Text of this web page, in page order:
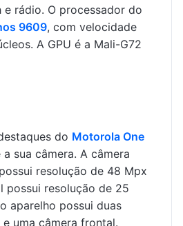
e rádio. O processador do
9609, com velocidade
A GPU é a Mali-G72
do Motorola One
a sua câmera. A câmera
resolução de 48 Mpx
possui resolução de 25
aparelho possui duas
uma câmera frontal.